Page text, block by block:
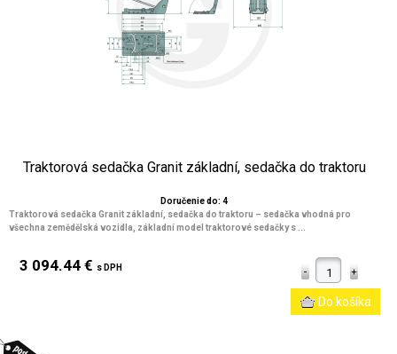
Traktorová sedačka Granit základní, sedačka do traktoru
Doručenie do: 4
Traktorová sedačka Granit základní, sedačka do traktoru – sedačka vhodná pro
všechna zemědělská vozidla, základní model traktorové sedačky s ...
3 094.44 € s DPH